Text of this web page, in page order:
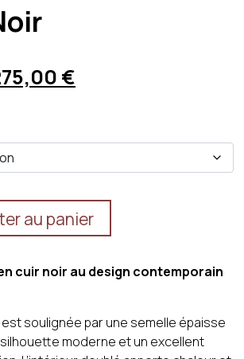
:
€.
€
actuel
est :
275,00 €.
au panier
cuir noir au design contemporain
soulignée par une semelle épaisse
moderne et un excellent